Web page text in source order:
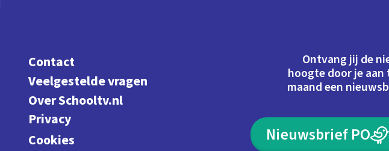
Contact
Veelgestelde vragen
Over Schooltv.nl
Privacy
Cookies
Ontvang jij de
hoogte door je
maand een
Nieuwsbrief PO